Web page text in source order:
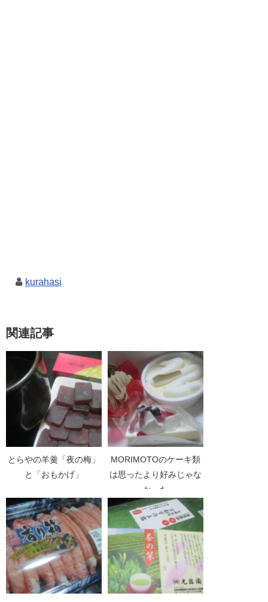
kurahasi
関連記事
とらやの羊羹「夜の梅」
と「おもかげ」
MORIMOTOのケーキ類
は思ったより好みじゃな
かった